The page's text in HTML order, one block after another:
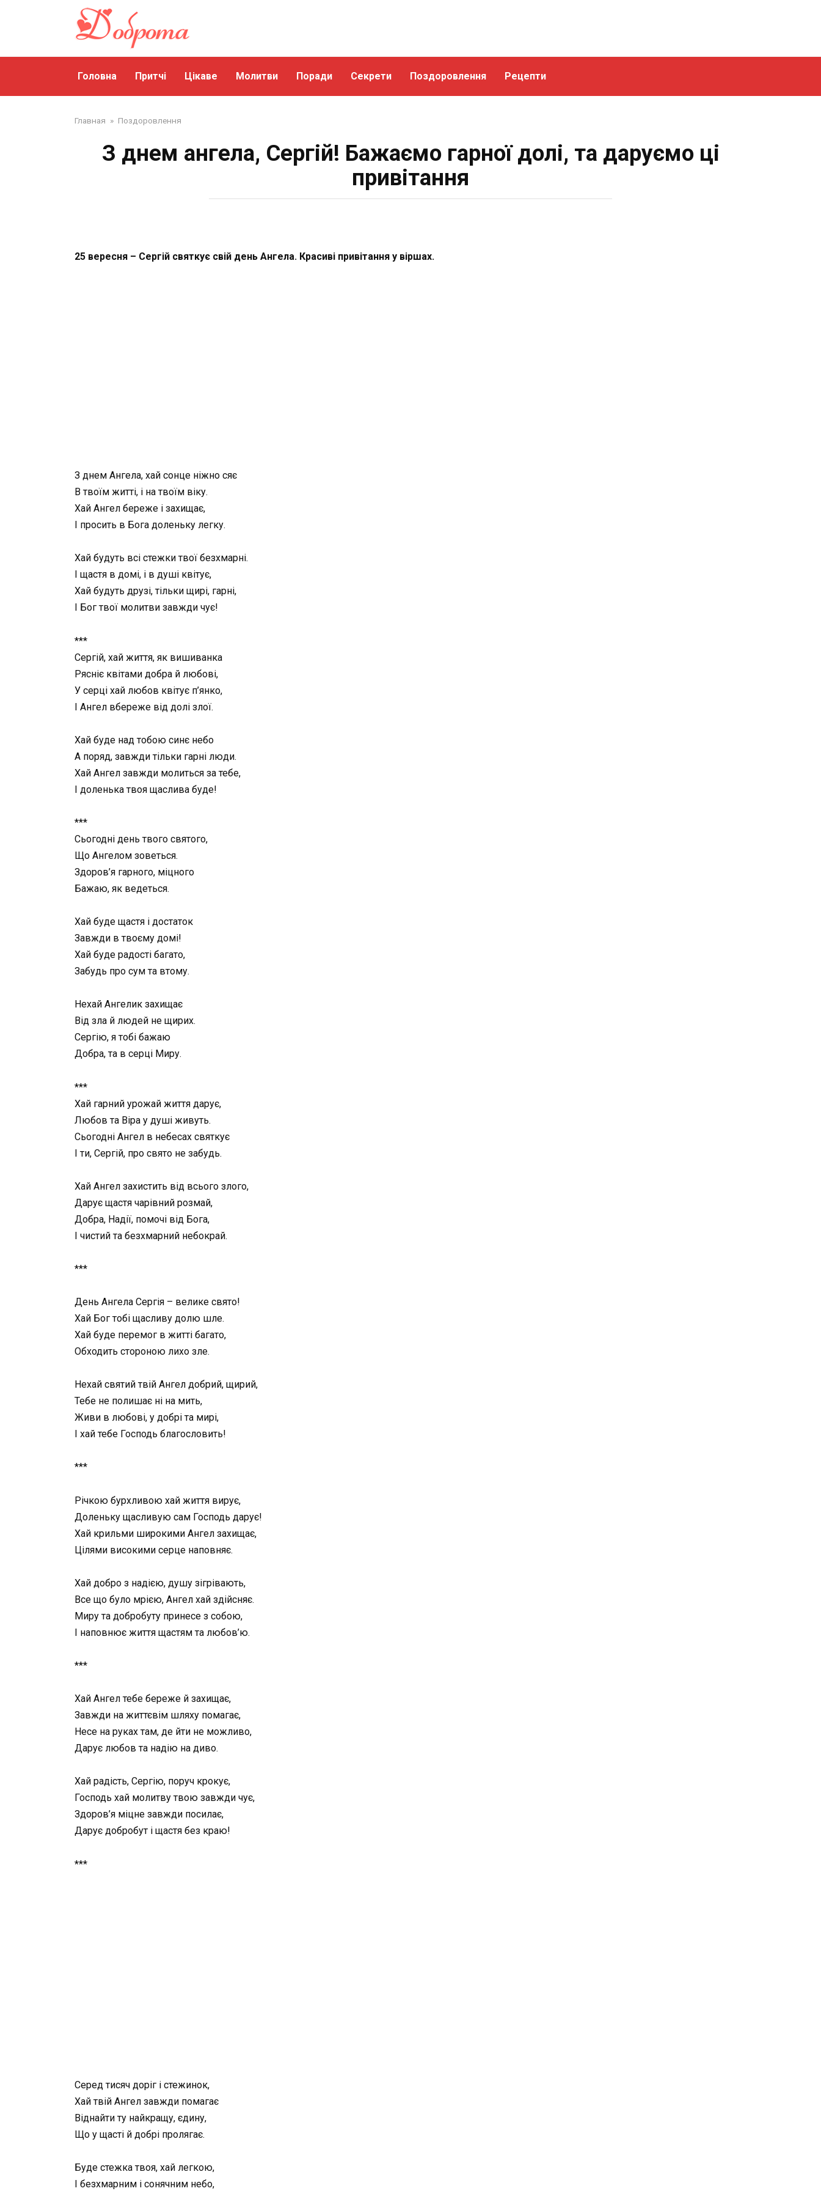
Головна Притчі Цікаве Молитви Поради Секрети Поздоровлення Рецепти
Главная » Поздоровлення
З днем ангела, Сергій! Бажаємо гарної долі, та даруємо ці
привітання
25 вересня – Сергій святкує свій день Ангела. Красиві привітання у віршах.
З днем Ангела, хай сонце ніжно сяє
В твоїм житті, і на твоїм віку.
Хай Ангел береже і захищає,
І просить в Бога доленьку легку.
Хай будуть всі стежки твої безхмарні.
І щастя в домі, і в душі квітує,
Хай будуть друзі, тільки щирі, гарні,
І Бог твої молитви завжди чує!
***
Сергій, хай життя, як вишиванка
Рясніє квітами добра й любові,
У серці хай любов квітує п’янко,
І Ангел вбереже від долі злої.
Хай буде над тобою синє небо
А поряд, завжди тільки гарні люди.
Хай Ангел завжди молиться за тебе,
І доленька твоя щаслива буде!
***
Сьогодні день твого святого,
Що Ангелом зоветься.
Здоров’я гарного, міцного
Бажаю, як ведеться.
Хай буде щастя і достаток
Завжди в твоєму домі!
Хай буде радості багато,
Забудь про сум та втому.
Нехай Ангелик захищає
Від зла й людей не щирих.
Сергію, я тобі бажаю
Добра, та в серці Миру.
***
Хай гарний урожай життя дарує,
Любов та Віра у душі живуть.
Сьогодні Ангел в небесах святкує
І ти, Сергій, про свято не забудь.
Хай Ангел захистить від всього злого,
Дарує щастя чарівний розмай,
Добра, Надії, помочі від Бога,
І чистий та безхмарний небокрай.
***
День Ангела Сергія – велике свято!
Хай Бог тобі щасливу долю шле.
Хай буде перемог в житті багато,
Обходить стороною лихо зле.
Нехай святий твій Ангел добрий, щирий,
Тебе не полишає ні на мить,
Живи в любові, у добрі та мирі,
І хай тебе Господь благословить!
***
Річкою бурхливою хай життя вирує,
Доленьку щасливую сам Господь дарує!
Хай крильми широкими Ангел захищає,
Цілями високими серце наповняє.
Хай добро з надією, душу зігрівають,
Все що було мрією, Ангел хай здійсняє.
Миру та добробуту принесе з собою,
І наповнює життя щастям та любов’ю.
***
Хай Ангел тебе береже й захищає,
Завжди на життєвім шляху помагає,
Несе на руках там, де йти не можливо,
Дарує любов та надію на диво.
Хай радість, Сергію, поруч крокує,
Господь хай молитву твою завжди чує,
Здоров’я міцне завжди посилає,
Дарує добробут і щастя без краю!
***
Серед тисяч доріг і стежинок,
Хай твій Ангел завжди помагає
Віднайти ту найкращу, єдину,
Що у щасті й добрі пролягає.
Буде стежка твоя, хай легкою,
І безхмарним і сонячним небо,